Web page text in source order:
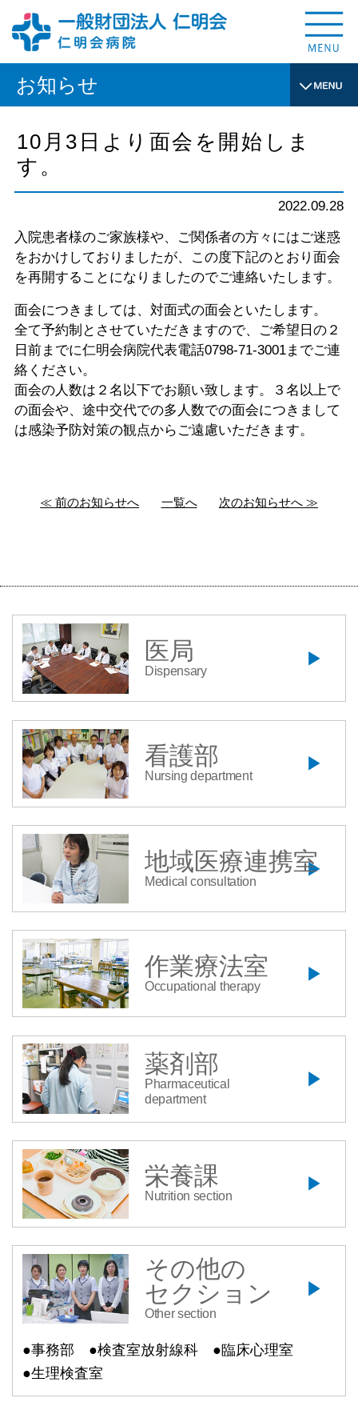
10月3日より面会を開始しま
す。
2022.09.28
入院患者様のご家族様や、ご関係者の方々にはご迷惑
をおかけしておりましたが、この度下記のとおり面会
を再開することになりましたのでご連絡いたします。
面会につきましては、対面式の面会といたします。
全て予約制とさせていただきますので、ご希望日の２
日前までに仁明会病院代表電話0798-71-3001までご連
絡ください。
面会の人数は２名以下でお願い致します。３名以上で
の面会や、途中交代での多人数での面会につきまして
は感染予防対策の観点からご遠慮いただきます。
≪ 前のお知らせへ 一覧へ 次のお知らせへ ≫
お知らせ
医局
Dispensary
看護部
Nursing department
地域医療連携室
Medical consultation
作業療法室
Occupational therapy
薬剤部
Pharmaceutical
department
栄養課
Nutrition section
その他の
セクション
Other section
●事務部 ●検査室放射線科
●臨床心理室
●生理検査室